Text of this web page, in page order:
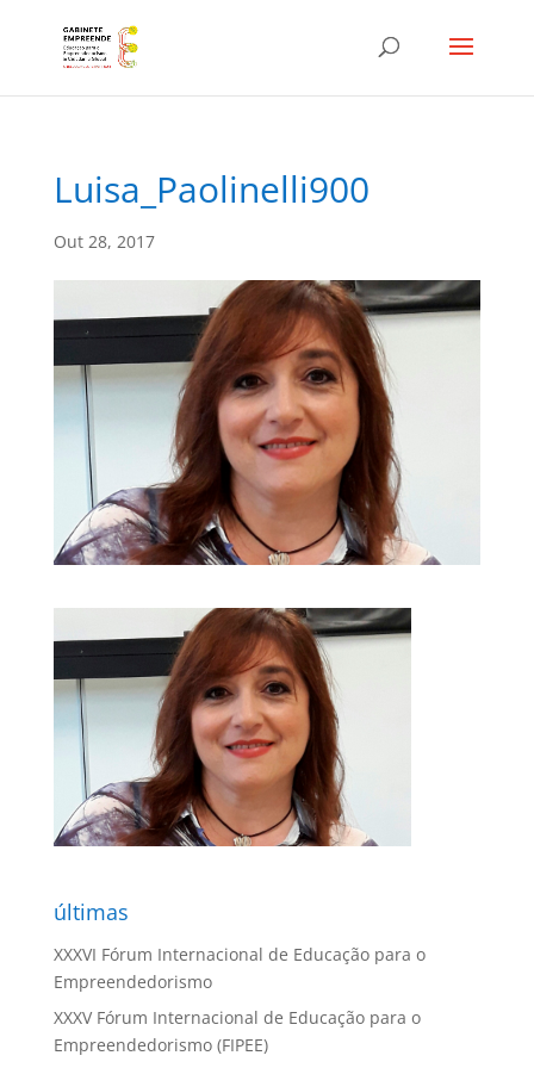
Luisa_Paolinelli900
Out 28, 2017
últimas
XXXVI Fórum Internacional de Educação para o
Empreendedorismo
XXXV Fórum Internacional de Educação para o
Empreendedorismo (FIPEE)